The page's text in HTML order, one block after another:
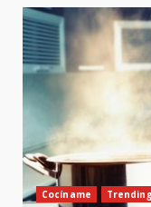
Cocíname Trending